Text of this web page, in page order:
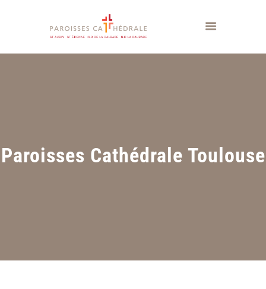
Paroisses Cathédrale Toulouse